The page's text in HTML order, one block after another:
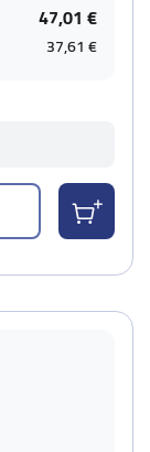
47,01 €
37,61 €